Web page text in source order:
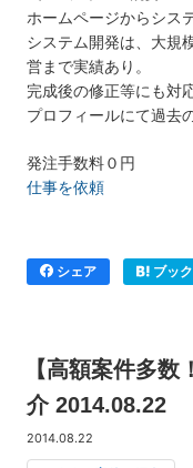
ホームページからシス
システム開発は、大規
営まで実績あり。
完成後の修正等にも対
プロフィールにて過去
発注手数料０円
仕事を依頼
シェア ブッ
【高額案件多
介 2014.08.22
2014.08.22